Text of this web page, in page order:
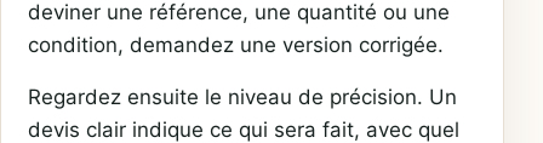
deviner une référence, une quantité ou une
condition, demandez une version corrigée.
Regardez ensuite le niveau de précision. Un
devis clair indique ce qui sera fait, avec quel